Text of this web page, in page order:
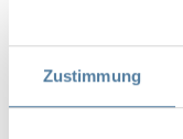
Zustimmung